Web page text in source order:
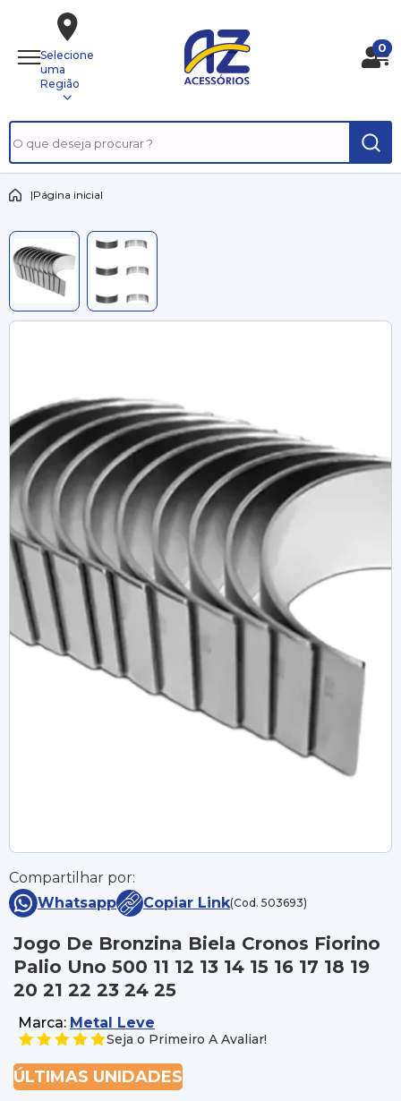
Selecione
uma
Região
0
|Página inicial
Compartilhar por:
Whatsapp
Copiar Link(Cod. 503693)
Jogo De Bronzina Biela Cronos Fiorino
Palio Uno 500 11 12 13 14 15 16 17 18 19
20 21 22 23 24 25
Marca: Metal Leve
Seja o Primeiro A Avaliar!
ÚLTIMAS UNIDADES